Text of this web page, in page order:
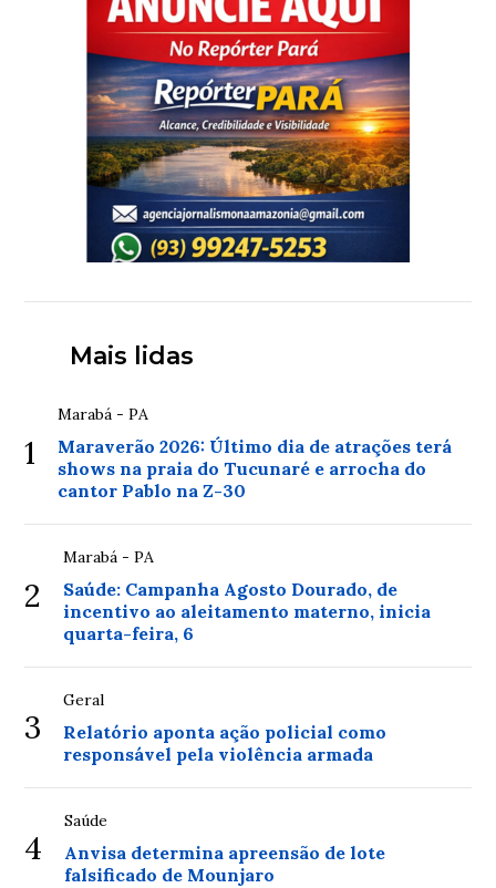
Mais lidas
1
Marabá - PA
Maraverão 2026: Último dia de atrações terá
shows na praia do Tucunaré e arrocha do
cantor Pablo na Z-30
2
Marabá - PA
Saúde: Campanha Agosto Dourado, de
incentivo ao aleitamento materno, inicia
quarta-feira, 6
3
Geral
Relatório aponta ação policial como
responsável pela violência armada
4
Saúde
Anvisa determina apreensão de lote
falsificado de Mounjaro